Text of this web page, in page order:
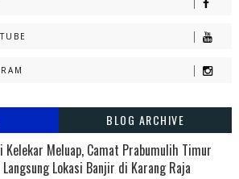
BLOG ARCHIVE
Kelekar Meluap, Camat Prabumulih Timur
Lokasi Banjir di Karang Raja